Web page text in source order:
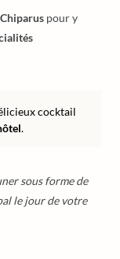
pour y
cocktail
.
sous forme de
le jour de votre